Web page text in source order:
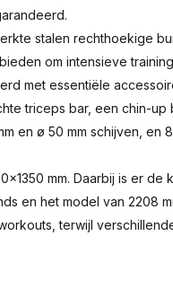
stalen rechthoekige
om intensieve
met essentiële
triceps bar, een chin-up
en ø 50 mm schijven, en
mm. Daarbij is er
en het model van 2208
terwijl